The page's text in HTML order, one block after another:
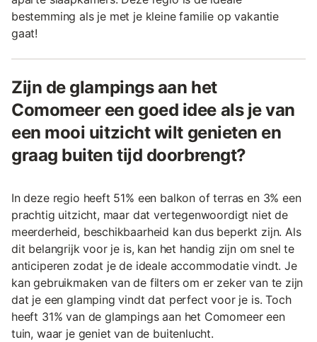
bestemming als je met je kleine familie op vakantie
gaat!
Zijn de glampings aan het
Comomeer een goed idee als je van
een mooi uitzicht wilt genieten en
graag buiten tijd doorbrengt?
In deze regio heeft 51% een balkon of terras en 3% een
prachtig uitzicht, maar dat vertegenwoordigt niet de
meerderheid, beschikbaarheid kan dus beperkt zijn. Als
dit belangrijk voor je is, kan het handig zijn om snel te
anticiperen zodat je de ideale accommodatie vindt. Je
kan gebruikmaken van de filters om er zeker van te zijn
dat je een glamping vindt dat perfect voor je is. Toch
heeft 31% van de glampings aan het Comomeer een
tuin, waar je geniet van de buitenlucht.